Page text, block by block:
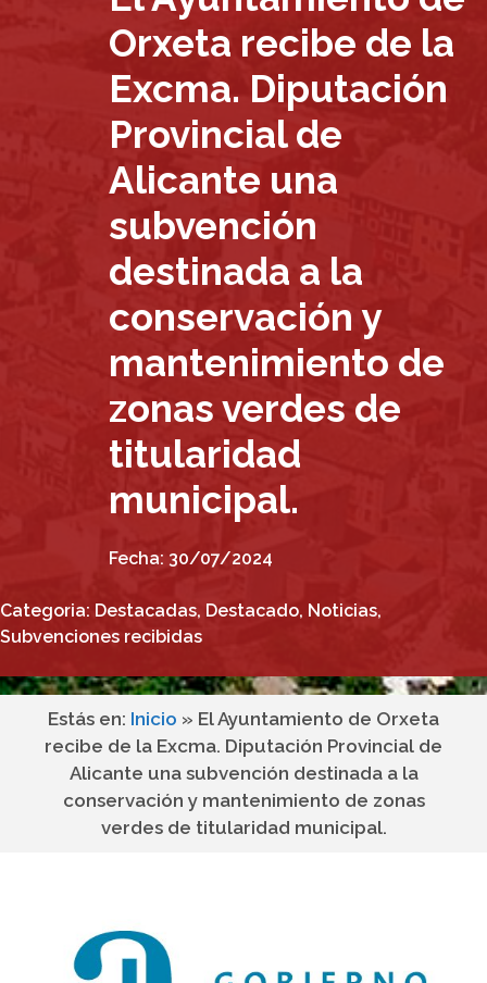
Orxeta recibe de la
Excma. Diputación
Provincial de
Alicante una
subvención
destinada a la
conservación y
mantenimiento de
zonas verdes de
titularidad
municipal.
Fecha: 30/07/2024
Categoria: Destacadas, Destacado, Noticias,
Subvenciones recibidas
Estás en: Inicio » El Ayuntamiento de Orxeta
recibe de la Excma. Diputación Provincial de
Alicante una subvención destinada a la
conservación y mantenimiento de zonas
verdes de titularidad municipal.